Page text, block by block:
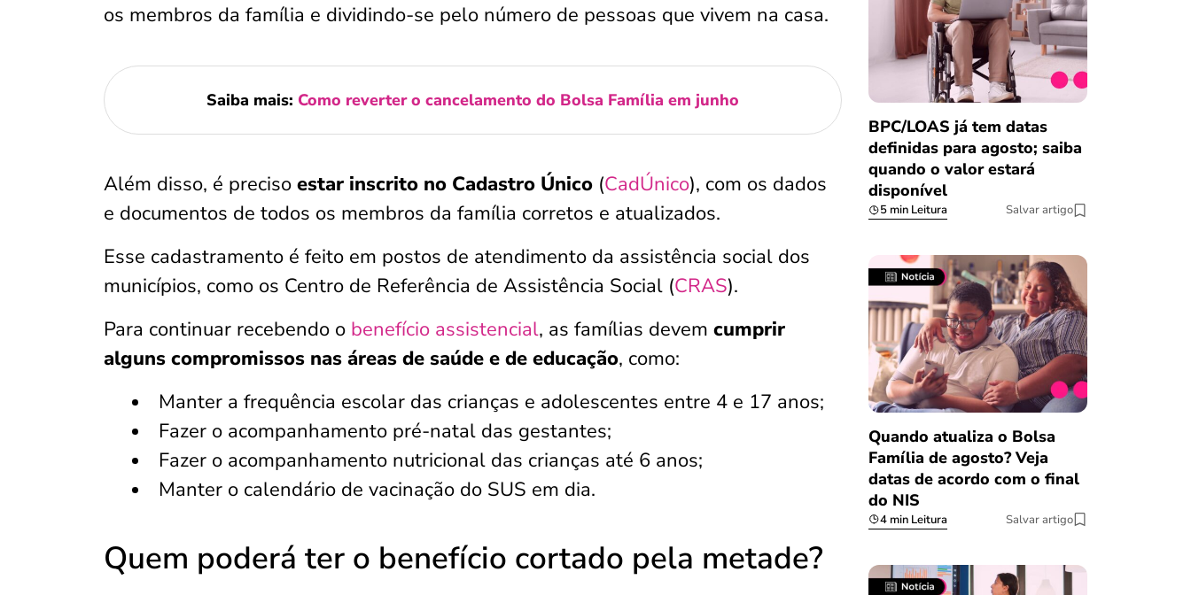
os membros da família e dividindo-se pelo número de pessoas que vivem na casa.
Saiba mais: Como reverter o cancelamento do Bolsa Família em junho
Além disso, é preciso estar inscrito no Cadastro Único (CadÚnico), com os dados
e documentos de todos os membros da família corretos e atualizados.
Esse cadastramento é feito em postos de atendimento da assistência social dos
municípios, como os Centro de Referência de Assistência Social (CRAS).
Para continuar recebendo o benefício assistencial, as famílias devem cumprir
alguns compromissos nas áreas de saúde e de educação, como:
Manter a frequência escolar das crianças e adolescentes entre 4 e 17 anos;
Fazer o acompanhamento pré-natal das gestantes;
Fazer o acompanhamento nutricional das crianças até 6 anos;
Manter o calendário de vacinação do SUS em dia.
Quem poderá ter o benefício cortado pela metade?
BPC/LOAS já tem datas
definidas para agosto; saiba
quando o valor estará
disponível
5 min Leitura Salvar artigo
Quando atualiza o Bolsa
Família de agosto? Veja
datas de acordo com o final
do NIS
4 min Leitura Salvar artigo